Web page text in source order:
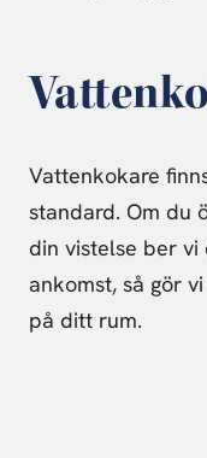
Vattenkokare
standard. Om du
din vistelse ber vi
ankomst, så gör
på ditt rum.